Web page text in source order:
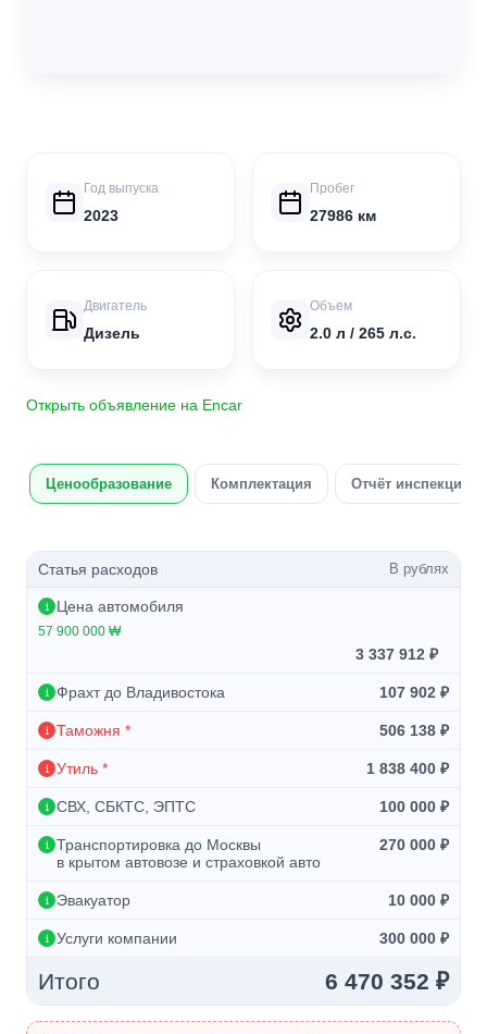
Год выпуска
2023
Пробег
27986 км
Двигатель
Дизель
Объем
2.0 л / 265 л.с.
Открыть объявление на Encar
Ценообразование Комплектация Отчёт инспекции
Статья расходов В рублях
Цена автомобиля
57 900 000 ₩
3 337 912 ₽
Фрахт до Владивостока 107 902 ₽
Таможня * 506 138 ₽
Утиль * 1 838 400 ₽
СВХ, СБКТС, ЭПТС 100 000 ₽
Транспортировка до Москвы
в крытом автовозе и страховкой авто
270 000 ₽
Эвакуатор 10 000 ₽
Услуги компании 300 000 ₽
Итого 6 470 352 ₽